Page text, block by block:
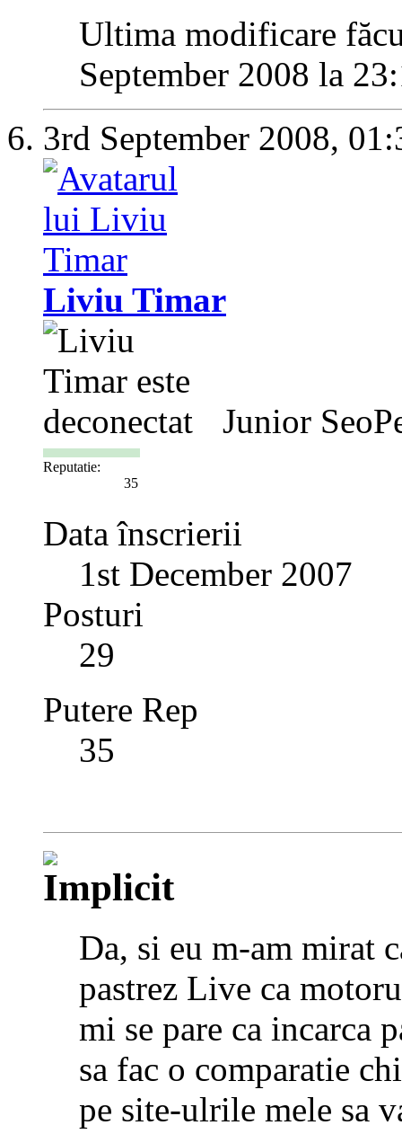
Ultima modificare
September 2008 la
3rd September 2008,
Liviu Timar
Junior
Reputatie:
35
Data înscrierii
1st December 2007
Posturi
29
Putere Rep
35
Da, si eu m-am mirat
pastrez Live ca
mi se pare ca incarca
sa fac o comparatie
pe site-ulrile mele sa